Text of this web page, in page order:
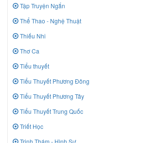
Tập Truyện Ngắn
Thể Thao - Nghệ Thuật
Thiếu Nhi
Thơ Ca
Tiểu thuyết
Tiểu Thuyết Phương Đông
Tiểu Thuyết Phương Tây
Tiểu Thuyết Trung Quốc
Triết Học